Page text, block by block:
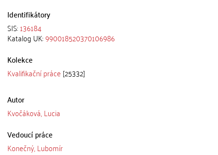
Identifikátory
SIS:136184
Katalog UK:990018520370106986
Kolekce
Kvalifikační práce [25332]
Autor
Kvočáková, Lucia
Vedoucí práce
Konečný, Lubomír